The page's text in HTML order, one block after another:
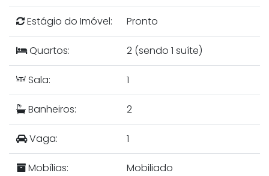
Estágio do Imóvel: Pronto
Quartos: 2 (sendo 1 suíte)
Sala: 1
Banheiros: 2
Vaga: 1
Mobílias: Mobiliado